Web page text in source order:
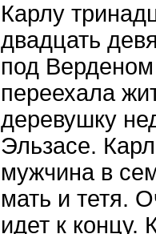
Карлу
двадцать
под
переехала
деревушку
Эльзасе.
мужчина в
мать и тетя.
идет к концу.